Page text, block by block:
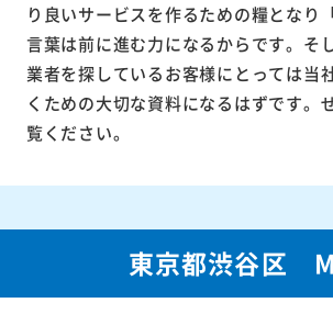
り良いサービスを作るための糧となり
言葉は前に進む力になるからです。そ
業者を探しているお客様にとっては当
くための大切な資料になるはずです。
覧ください。
東京都渋谷区